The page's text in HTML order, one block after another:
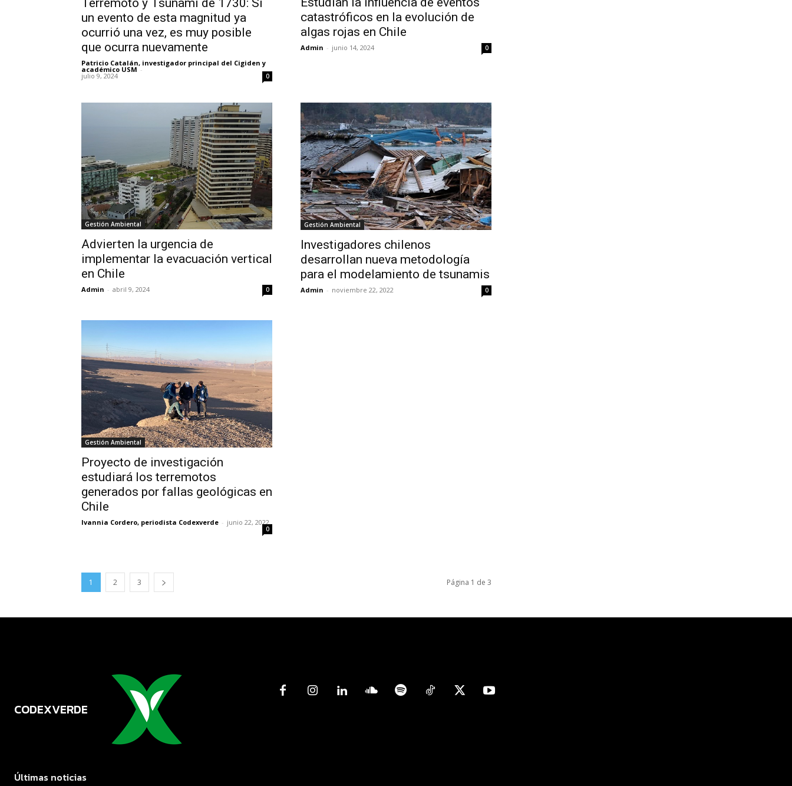
Terremoto y Tsunami de 1730: Si
un evento de esta magnitud ya
ocurrió una vez, es muy posible
que ocurra nuevamente
Patricio Catalán, investigador principal del Cigiden y
académico USM -
julio 9, 2024 0
catastróficos en la evolución de
algas rojas en Chile
Admin - junio 14, 2024 0
Gestión Ambiental
Advierten la urgencia de
implementar la evacuación vertical
en Chile
Admin - abril 9, 2024 0
Gestión Ambiental
Investigadores chilenos
desarrollan nueva metodología
para el modelamiento de tsunamis
Admin - noviembre 22, 2022 0
Gestión Ambiental
Proyecto de investigación
estudiará los terremotos
generados por fallas geológicas en
Chile
Ivannia Cordero, periodista Codexverde - junio 22, 2022
0
1 2 3 Página 1 de 3
CODEXVERDE
Últimas noticias